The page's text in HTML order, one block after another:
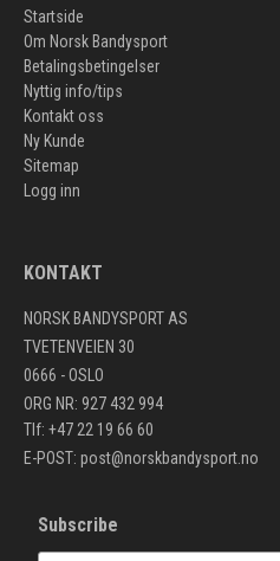
Startside
Om Norsk Bandysport
Betalingsbetingelser
Nyttig info/tips
Kontakt oss
Ny Kunde
Sitemap
Logg inn
KONTAKT
NORSK BANDYSPORT AS
TVETENVEIEN 30
0666 - OSLO
ORG NR: 927 432 994
Tlf: +47 22 19 66 60
E-POST: post@norskbandysport.no
Subscribe